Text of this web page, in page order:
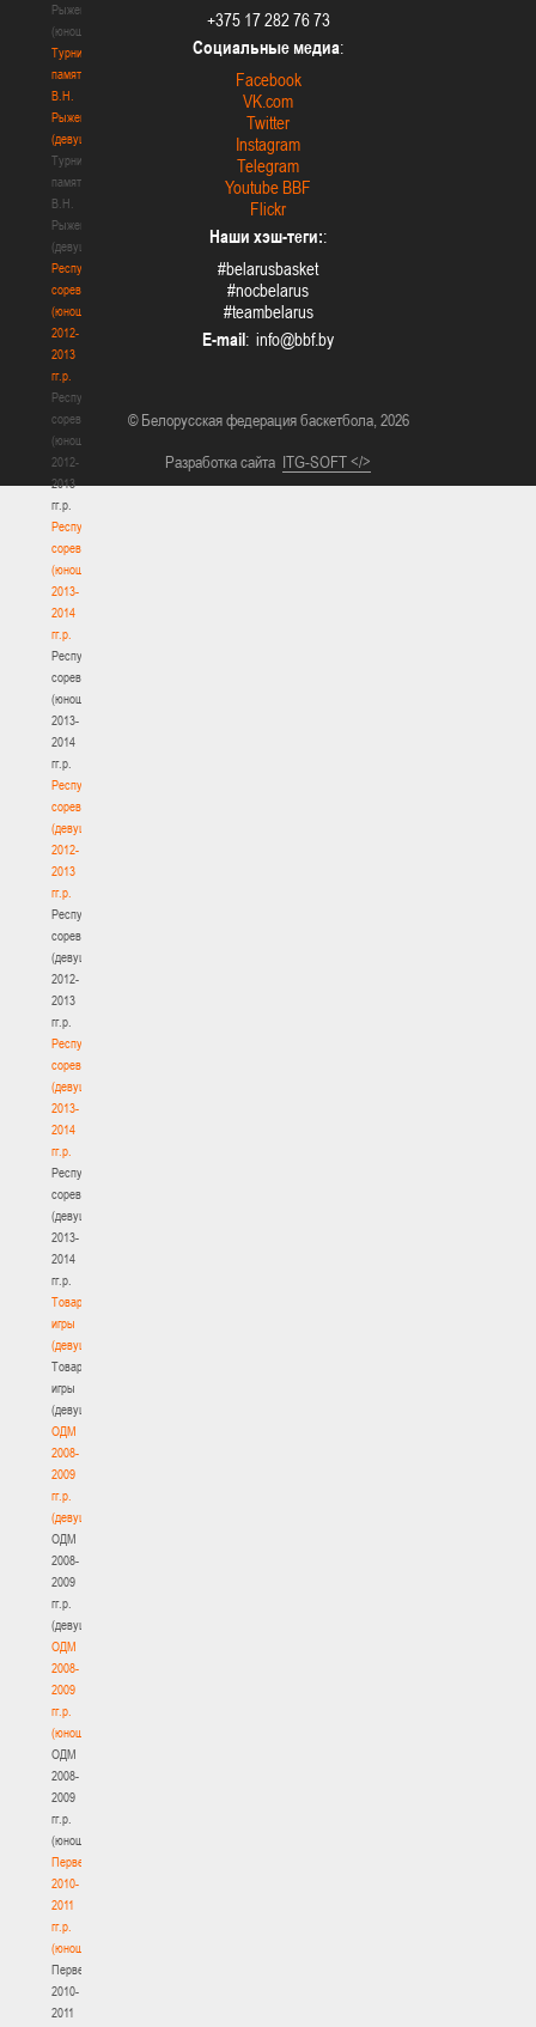
Рыженкова
(юноши)
Турнир
памяти
В.Н.
Рыженкова
(девушки)
Турнир
памяти
В.Н.
Рыженкова
(девушки)
Республиканские
соревнования
(юноши)
2012-
2013
гг.р.
Республиканские
соревнования
(юноши)
2012-
2013
гг.р.
Республиканские
соревнования
(юноши)
2013-
2014
гг.р.
Республиканские
соревнования
(юноши)
2013-
2014
гг.р.
Республиканские
соревнования
(девушки)
2012-
2013
гг.р.
Республиканские
соревнования
(девушки)
2012-
2013
гг.р.
Республиканские
соревнования
(девушки)
2013-
2014
гг.р.
Республиканские
соревнования
(девушки)
2013-
2014
гг.р.
Товарищеские
игры
(девушки)
Товарищеские
игры
(девушки)
ОДМ
2008-
2009
гг.р.
(девушки)
ОДМ
2008-
2009
гг.р.
(девушки)
ОДМ
2008-
2009
гг.р.
(юноши)
ОДМ
2008-
2009
гг.р.
(юноши)
Первенство
2010-
2011
гг.р.
(юноши)
Первенство
2010-
2011
+375 17 282 76 73
Социальные медиа:
Facebook
VK.com
Twitter
Instagram
Telegram
Youtube BBF
Flickr
Наши хэш-теги::
#belarusbasket
#nocbelarus
#teambelarus
E-mail:
© Белорусская федерация баскетбола, 2026
Разработка сайта ITG-SOFT </>